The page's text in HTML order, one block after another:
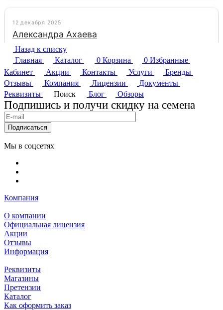
Назад к списку
Главная
Каталог 0 Корзина 0 Избранные
Кабинет
Акции Контакты Услуги
Бренды
Отзывы
Компания Лицензии
Документы
Реквизиты
Поиск Блог Обзоры
Подпишись и получи скидку на семена
Подписаться
Мы в соцсетях
Компания
О компании
Официальная лицензия
Акции
Отзывы
Информация
Реквизиты
Магазины
Претензии
Каталог
Как оформить заказ